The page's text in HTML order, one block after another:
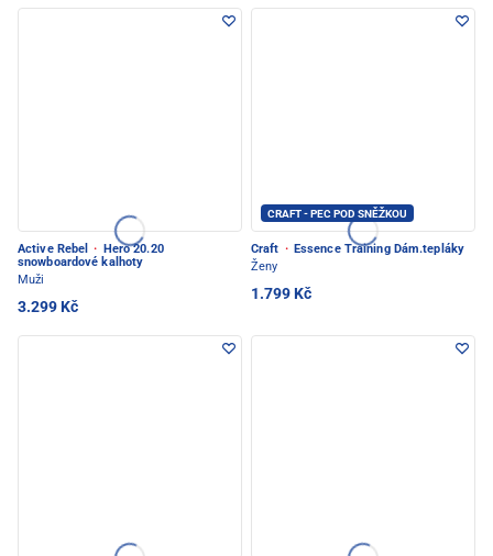
Active Rebel ·
Hero 20.20
snowboardové kalhoty
Muži
3.299 Kč
CRAFT - PEC POD SNĚŽKOU
Craft · Essence Training Dám.tepláky
Ženy
1.799 Kč